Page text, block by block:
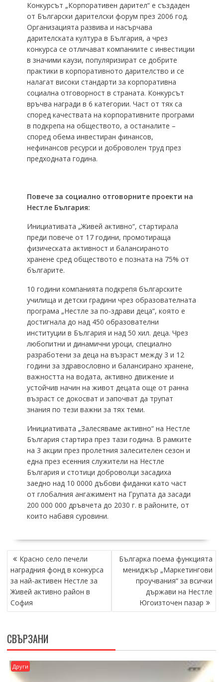
Конкурсът „Корпоративен дарител“ е създаден
от Български дарителски форум през 2006 год.
Организацията развива и насърчава
дарителската култура в България, а чрез
конкурса се отличават компаниите с инвестиции
в значими каузи, популяризират се добрите
практики в корпоративното дарителство и се
налагат високи стандарти за корпоративна
социална отговорност в страната. Конкурсът
връчва награди в 6 категории. Част от тях са
според качествата на корпоративните програми
в подкрепа на обществото, а останалите –
според обема инвестиран финансов,
нефинансов ресурси и доброволен труд през
предходната година.
Повече за социално отговорните проекти на
Нестле България:
Инициативата „Живей активно“, стартирала
преди повече от 17 години, промотираща
физическата активност и балансираното
хранене сред обществото е позната на 75% от
българите.
10 години компанията подкрепя българските
училища и детски градини чрез образователната
програма „Нестле за по-здрави деца“, която е
достигнала до над 450 образователни
институции в България и над 50 хил. деца. Чрез
любопитни и динамични уроци, специално
разработени за деца на възраст между 3 и 12
години за здравословно и балансирано хранене,
важността на водата, активно движение и
устойчив начин на живот децата още от ранна
възраст се докосват и започват да трупат
знания по тези важни за тях теми.
Инициативата „Залесяваме активно“ на Нестле
България стартира през тази година. В рамките
на 3 акции през пролетния залесителен сезон и
една през есенния служители на Нестле
България и стотици доброволци засадиха
заедно над 10 0000 дъбови фиданки като част
от глобалния ангажимент на Групата да засади
200 000 000 дръвчета до 2030 г. в районите, от
които набавя суровини.
НАВИГАЦИЯ
Красно село печели
наградния фонд в конкурса
за най-активен Нестле за
Живей активно район в
София
Българка поема функцията
мениджър „Маркетингови
проучвания“ за всички
държави на Нестле
Югоизточен пазар
СВЪРЗАНИ
Други